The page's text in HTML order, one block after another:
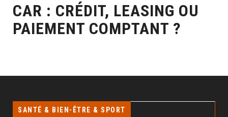
CAR : CRÉDIT, LEASING OU
PAIEMENT COMPTANT ?
SANTÉ & BIEN-ÊTRE & SPORT